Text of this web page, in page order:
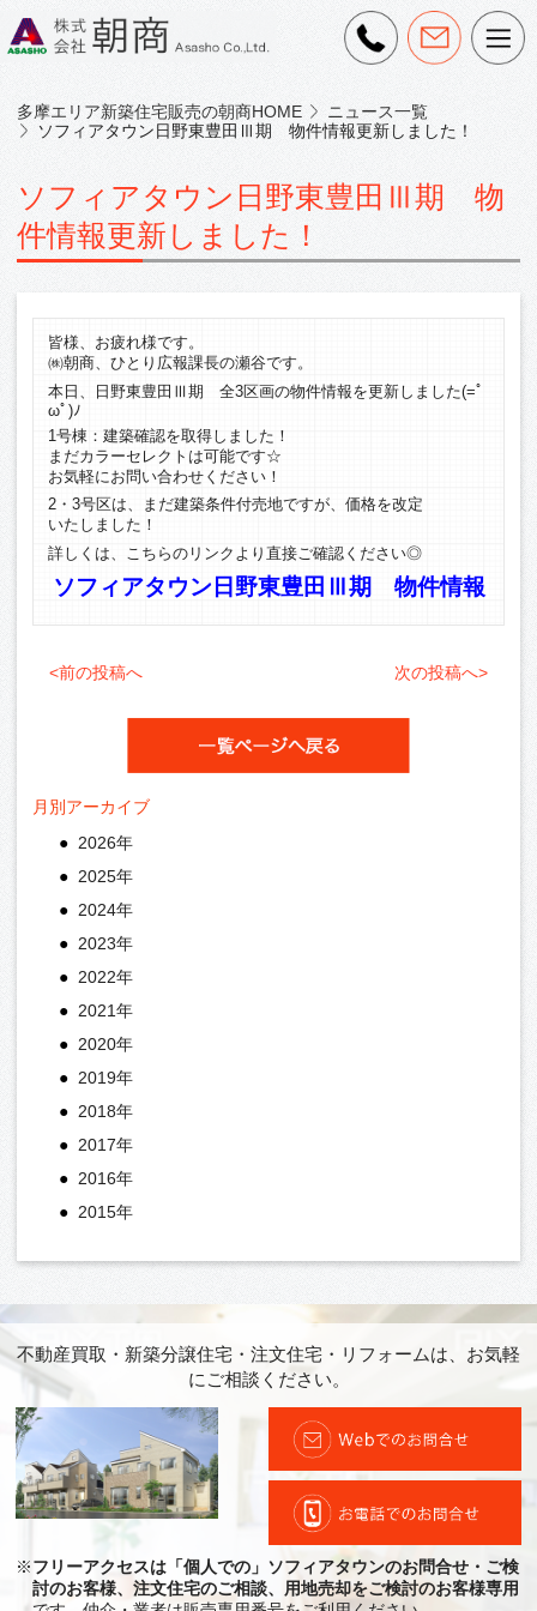
多摩エリア新築住宅販売の朝商HOME
ニュース一覧
ソフィアタウン日野東豊田Ⅲ期 物件情報更新しました！
ソフィアタウン日野東豊田Ⅲ期 物
件情報更新しました！
皆様、お疲れ様です。
㈱朝商、ひとり広報課長の瀬谷です。
本日、日野東豊田Ⅲ期 全3区画の物件情報を更新しました(=ﾟ
ωﾟ)ﾉ
1号棟：建築確認を取得しました！
まだカラーセレクトは可能です☆
お気軽にお問い合わせください！
2・3号区は、まだ建築条件付売地ですが、価格を改定
いたしました！
詳しくは、こちらのリンクより直接ご確認ください◎
ソフィアタウン日野東豊田Ⅲ期 物件情報
<前の投稿へ 次の投稿へ>
月別アーカイブ
2026年
2025年
2024年
2023年
2022年
2021年
2020年
2019年
2018年
2017年
2016年
2015年
不動産買取・新築分譲住宅・注文住宅・リフォームは、お気軽
にご相談ください。
※フリーアクセスは「個人での」ソフィアタウンのお問合せ・ご検
討のお客様、注文住宅のご相談、用地売却をご検討のお客様専用